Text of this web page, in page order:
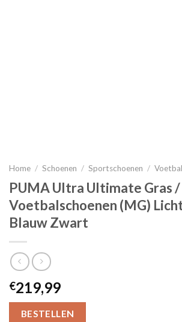
Home / Schoenen / Sportschoenen /
PUMA Ultra Ultimate Gras
Voetbalschoenen (MG)
Blauw Zwart
€219,99
BESTELLEN